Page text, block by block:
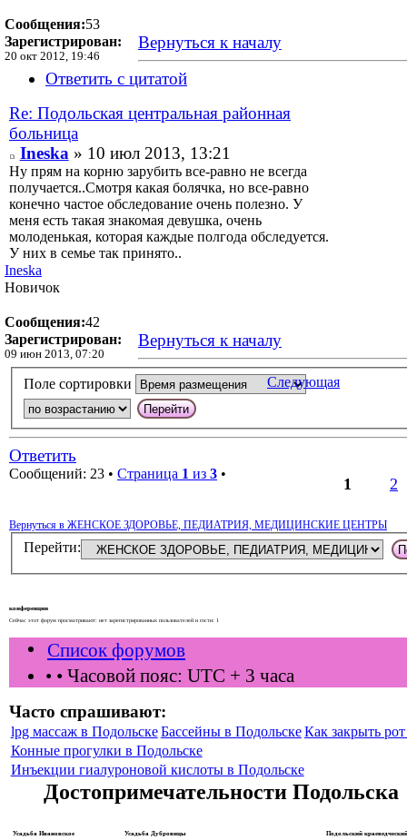
Сообщения:53
Зарегистрирован:
20 окт 2012, 19:46
Вернуться к началу
Ответить с цитатой
Re: Подольская центральная районная
больница
Ineska» 10 июл 2013, 13:21
Ну прям на корню зарубить все-равно не всегда
получается..Смотря какая болячка, но все-равно
конечно частое обследование очень полезно. У
меня есть такая знакомая девушка, очень
молоденькая, которая каждые полгода обследуется.
У них в семье так принято..
Ineska
Новичок
Сообщения:42
Зарегистрирован:
09 июн 2013, 07:20
Вернуться к началу
Следующая
Поле сортировки
Ответить
Сообщений: 23 • Страница 1 из 3 •
1 2
Вернуться в ЖЕНСКОЕ ЗДОРОВЬЕ, ПЕДИАТРИЯ, МЕДИЦИНСКИЕ ЦЕНТРЫ
Перейти:
конференции
Сейчас этот форум просматривают: нет зарегистрированных пользователей и гости: 1
Список форумов
• • Часовой пояс: UTC + 3 часа
Часто спрашивают:
lpg массаж в Подольске Бассейны в ПодольскеКак закрыть
Конные прогулки в Подольске
Инъекции гиалуроновой кислоты в Подольске
Достопримечательности Подольска
Усадьба Ивановское Усадьба Дубровицы Подольский